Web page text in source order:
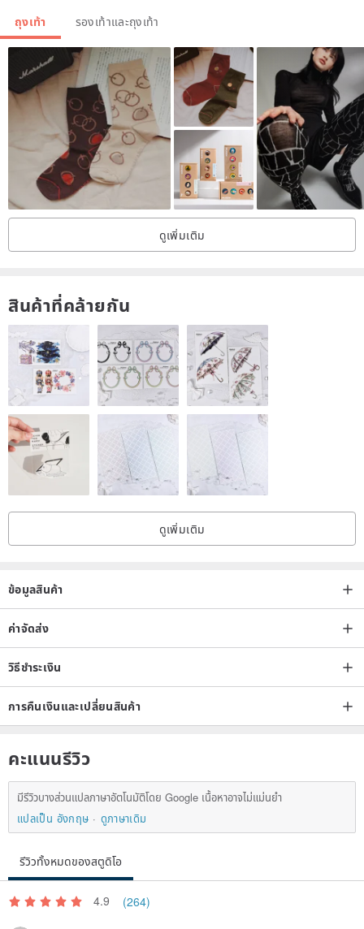
ถุงเท้า รองเท้าและถุงเท้า
ดูเพิ่มเติม
สินค้าที่คล้ายกัน
ดูเพิ่มเติม
ข้อมูลสินค้า
ค่าจัดส่ง
วิธีชำระเงิน
การคืนเงินและเปลี่ยนสินค้า
คะแนนรีวิว
มีรีวิวบางส่วนแปลภาษาอัตโนมัติโดย Google เนื้อหาอาจไม่แม่นยำ
แปลเป็น อังกฤษ
ดูภาษาเดิม
รีวิวทั้งหมดของสตูดิโอ
4.9 (264)